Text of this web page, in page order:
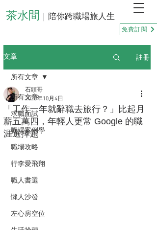
茶水間 ｜陪你跨職場旅人生
免費訂閱
文章 註冊
所有文章
求職面試
職場案例學
職場攻略
行李愛飛翔
職人書選
懶人沙發
左心房空位
所有文章
「工作一年就辭職去旅行？」比起月
薪五萬四，年輕人更常 Google 的職
涯選擇題
石頭哥
2025年10月4日